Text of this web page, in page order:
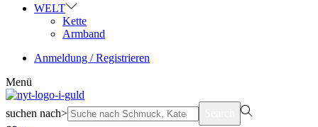
WELT
Kette
Armband
Anmeldung / Registrieren
Menü
suchen nach>